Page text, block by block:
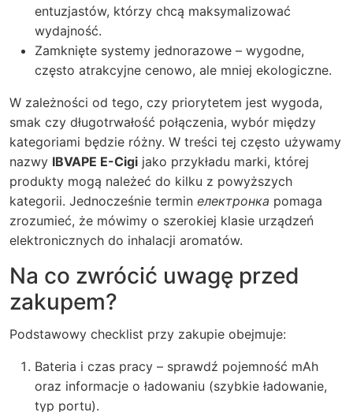
entuzjastów, którzy chcą maksymalizować
wydajność.
Zamknięte systemy jednorazowe – wygodne,
często atrakcyjne cenowo, ale mniej ekologiczne.
W zależności od tego, czy priorytetem jest wygoda,
smak czy długotrwałość połączenia, wybór między
kategoriami będzie różny. W treści tej często używamy
nazwy IBVAPE E-Cigi jako przykładu marki, której
produkty mogą należeć do kilku z powyższych
kategorii. Jednocześnie termin електронка pomaga
zrozumieć, że mówimy o szerokiej klasie urządzeń
elektronicznych do inhalacji aromatów.
Na co zwrócić uwagę przed
zakupem?
Podstawowy checklist przy zakupie obejmuje:
Bateria i czas pracy – sprawdź pojemność mAh
oraz informacje o ładowaniu (szybkie ładowanie,
typ portu).